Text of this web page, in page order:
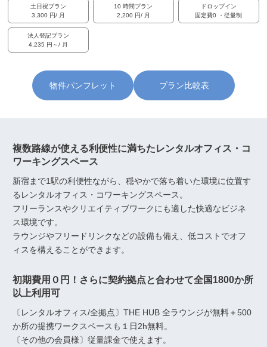
土日祝プラン
3,300 円/ 月
10 時間プラン
2,200 円/ 月
ドロップイン
固定費0 ・従量制
法人登記プラン
4,235 円～/ 月
物件パンフレット プラン比較表
複数路線が使える利便性に満ちたレンタルオフィス・コ
ワーキングスペース
新宿まで1駅の利便性ながら、穏やかで落ち着いた環境に位置す
るレンタルオフィス・コワーキングスペース。
フリーランスやクリエイティブワークにも適した快適なビジネ
ス環境です。
ラウンジやフリードリンクなどの設備も備え、低コストでオフ
ィスを構えることができます。
初期費用０円！さらに契約拠点と合わせて全国1800か所
以上利用可
〔レンタルオフィス/全拠点〕THE HUB 全ラウンジが無料＋500
か所の提携ワークスペースも１日2h無料。
〔その他の会員様〕従量課金で使えます。